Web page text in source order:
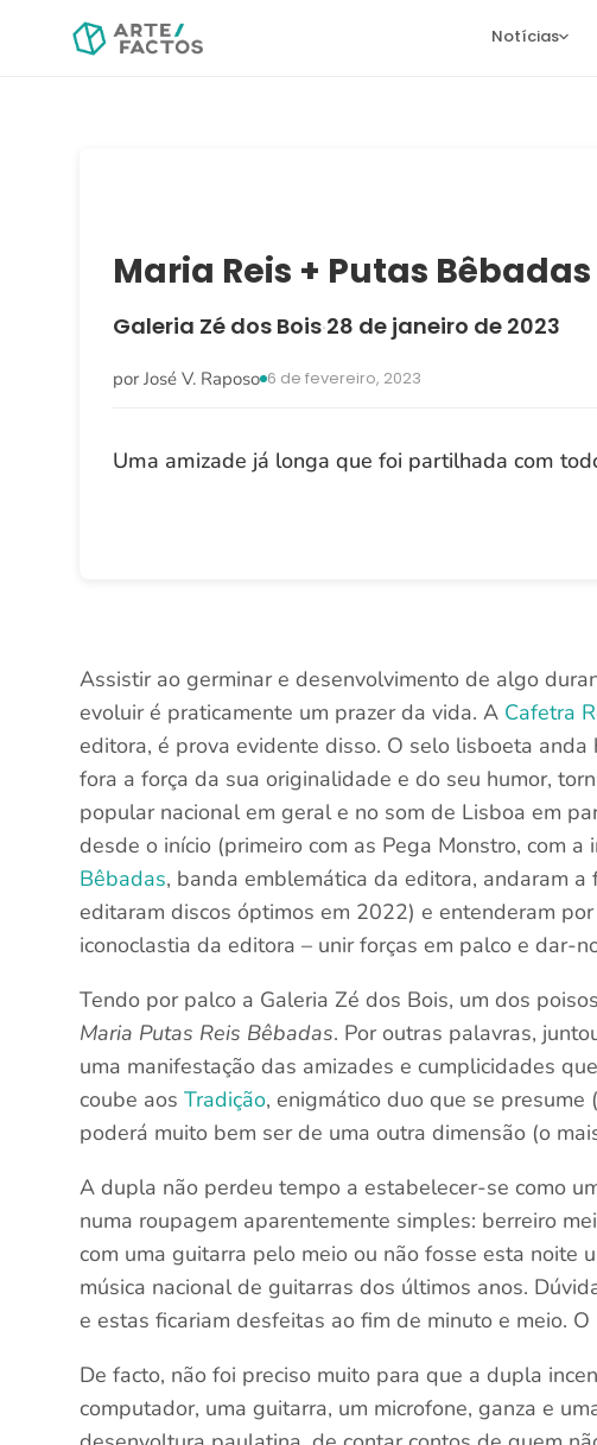
Notícias
Maria Reis + Putas
Galeria Zé dos Bois·28 de janeiro de 2023
por José V. Raposo 6 de fevereiro, 2023
Uma amizade já longa que foi partilhada com
Assistir ao germinar e desenvolvimento de algo
evoluir é praticamente um prazer da vida. A Cafetra
editora, é prova evidente disso. O selo lisboeta
fora a força da sua originalidade e do seu humor,
popular nacional em geral e no som de Lisboa em
desde o início (primeiro com as Pega Monstro, com
Bêbadas, banda emblemática da editora, andaram
editaram discos óptimos em 2022) e entenderam
iconoclastia da editora – unir forças em palco e dar-
Tendo por palco a Galeria Zé dos Bois, um dos
Maria Putas Reis Bêbadas. Por outras palavras,
uma manifestação das amizades e cumplicidades
coube aosTradição, enigmático duo que se
poderá muito bem ser de uma outra dimensão (o
A dupla não perdeu tempo a estabelecer-se como
numa roupagem aparentemente simples: berreiro
com uma guitarra pelo meio ou não fosse esta noite
música nacional de guitarras dos últimos anos.
e estas ficariam desfeitas ao fim de minuto e meio. O
De facto, não foi preciso muito para que a dupla
computador, uma guitarra, um microfone, ganza e